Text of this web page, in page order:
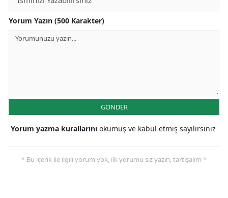
Yorum Yazın (500 Karakter)
GÖNDER
Yorum yazma kurallarını okumuş ve kabul etmiş sayılırsınız
* Bu içerik ile ilgili yorum yok, ilk yorumu siz yazın, tartışalım *